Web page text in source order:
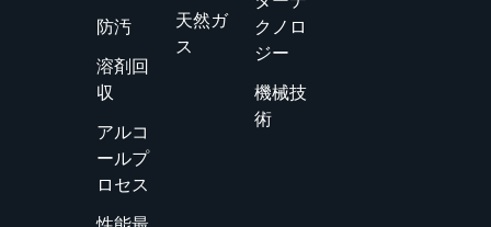
防汚
溶剤回
収
アルコ
ールプ
ロセス
天然ガ
ス
クノロ
ジー
機械技
術